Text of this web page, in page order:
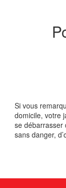
Si vous
domicile, votre
se débarrasser
sans danger,